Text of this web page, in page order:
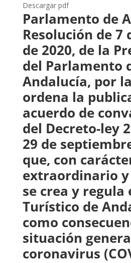
Descargar pdf
Parlamento de
Resolución de 7
de 2020, de la
del Parlamento
Andalucía, por
ordena la
acuerdo de
del Decreto-ley
29 de
que, con
extraordinario
se crea y regula
Turístico de
como
situación
coronavirus